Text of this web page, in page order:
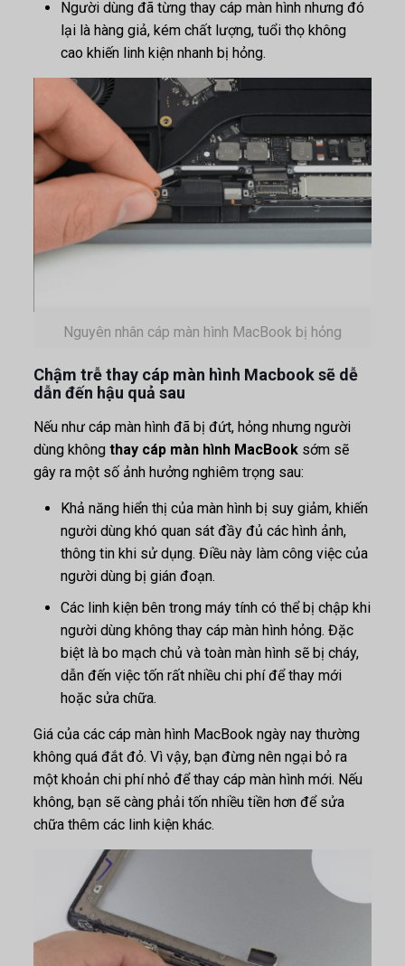
Người dùng đã từng thay cáp màn hình nhưng đó
lại là hàng giả, kém chất lượng, tuổi thọ không
cao khiến linh kiện nhanh bị hỏng.
Nguyên nhân cáp màn hình MacBook bị hỏng
Chậm trễ thay cáp màn hình Macbook sẽ dễ
dẫn đến hậu quả sau
Nếu như cáp màn hình đã bị đứt, hỏng nhưng người
dùng không thay cáp màn hình MacBooksớm sẽ
gây ra một số ảnh hưởng nghiêm trọng sau:
Khả năng hiển thị của màn hình bị suy giảm, khiến
người dùng khó quan sát đầy đủ các hình ảnh,
thông tin khi sử dụng. Điều này làm công việc của
người dùng bị gián đoạn.
Các linh kiện bên trong máy tính có thể bị chập khi
người dùng không thay cáp màn hình hỏng. Đặc
biệt là bo mạch chủ và toàn màn hình sẽ bị cháy,
dẫn đến việc tốn rất nhiều chi phí để thay mới
hoặc sửa chữa.
Giá của các cáp màn hình MacBook ngày nay thường
không quá đắt đỏ. Vì vậy, bạn đừng nên ngại bỏ ra
một khoản chi phí nhỏ để thay cáp màn hình mới. Nếu
không, bạn sẽ càng phải tốn nhiều tiền hơn để sửa
chữa thêm các linh kiện khác.